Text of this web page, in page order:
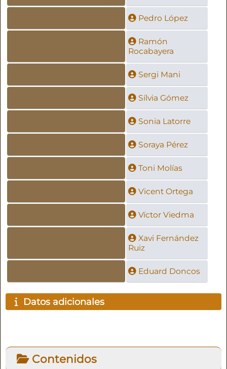
Pedro López
Ramón
Rocabayera
Sergi Mani
Sílvia Gómez
Sonia Latorre
Soraya Pérez
Toni Molías
Vicent Ortega
Víctor Viedma
Xavi Fernández
Ruiz
Eduard Doncos
Datos adicionales
Contenidos